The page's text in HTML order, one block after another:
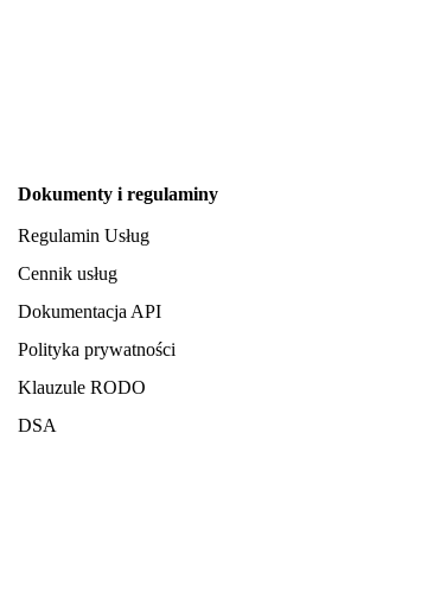
Dokumenty i regulaminy
Regulamin Usług
Cennik usług
Dokumentacja API
Polityka prywatności
Klauzule RODO
DSA